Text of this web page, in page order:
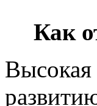
Как
Высокая